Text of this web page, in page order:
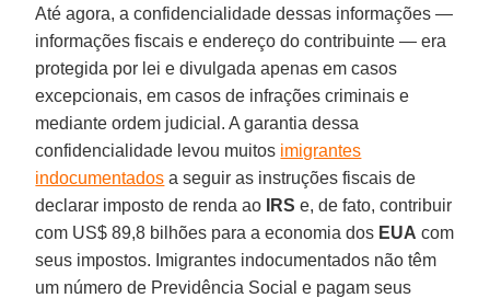
Até agora, a confidencialidade dessas informações —
informações fiscais e endereço do contribuinte — era
protegida por lei e divulgada apenas em casos
excepcionais, em casos de infrações criminais e
mediante ordem judicial. A garantia dessa
confidencialidade levou muitos imigrantes
indocumentados a seguir as instruções fiscais de
declarar imposto de renda ao
IRS e, de fato, contribuir
com US$ 89,8 bilhões para a economia dos EUA com
seus impostos. Imigrantes indocumentados não têm
um número de Previdência Social e pagam seus